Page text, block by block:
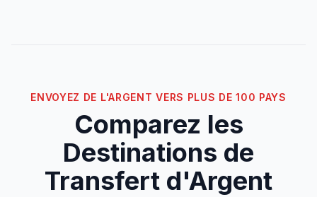
ENVOYEZ DE L'ARGENT VERS PLUS DE 100 PAYS
Comparez les
Destinations de
Transfert d'Argent